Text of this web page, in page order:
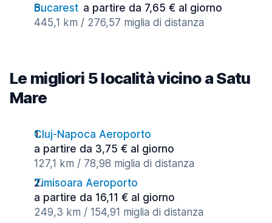
Bucarest a partire da 7,65 € al giorno
445,1 km / 276,57 miglia di distanza
Le migliori 5 località vicino a Satu
Mare
Cluj-Napoca Aeroporto
a partire da 3,75 € al giorno
127,1 km / 78,98 miglia di distanza
Timisoara Aeroporto
a partire da 16,11 € al giorno
249,3 km / 154,91 miglia di distanza